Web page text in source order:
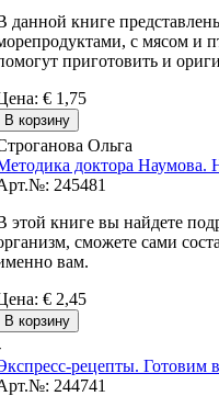
данной книге
с мясом и
приготовить и
: € 1,75
Ольга
доктора Наумова.
245481
этой книге вы найдете
сможете сами
вам.
: € 2,45
рецепты. Готовим
244741